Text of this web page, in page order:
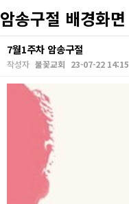
암송구절 배경화면
7월1주차 암송구절
작성자 불꽃교회 23-07-22 14:15
본문